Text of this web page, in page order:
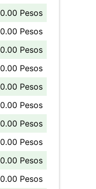
Pesos
Pesos
Pesos
Pesos
Pesos
Pesos
Pesos
Pesos
Pesos
Pesos